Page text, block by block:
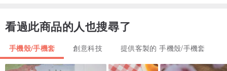
看過此商品的人也搜尋了
手機殼/手機套 創意科技 提供客製的 手機殼/手機套